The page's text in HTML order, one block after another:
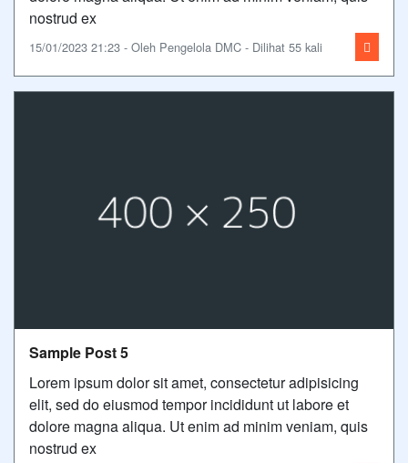
nostrud ex
15/01/2023 21:23 - Oleh Pengelola DMC - Dilihat 55 kali
Sample Post 5
Lorem ipsum dolor sit amet, consectetur adipisicing
elit, sed do eiusmod tempor incididunt ut labore et
dolore magna aliqua. Ut enim ad minim veniam, quis
nostrud ex